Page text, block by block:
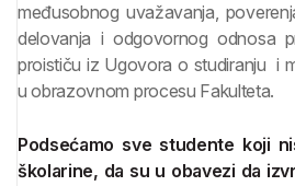
međusobnog uvažavanja,
delovanja i odgovornog odnosa
proističu iz Ugovora o studiranju i
u obrazovnom procesu Fakulteta.
Podsećamo sve studente koji
školarine, da su u obavezi da